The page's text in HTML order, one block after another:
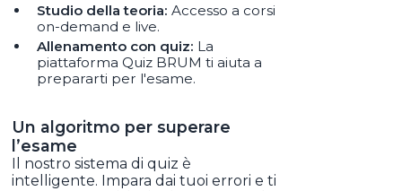
Studio della teoria: Accesso a corsi
on-demand e live.
Allenamento con quiz: La
piattaforma Quiz BRUM ti aiuta a
prepararti per l'esame.
Un algoritmo per superare
l’esame
Il nostro sistema di quiz è
intelligente. Impara dai tuoi errori e ti